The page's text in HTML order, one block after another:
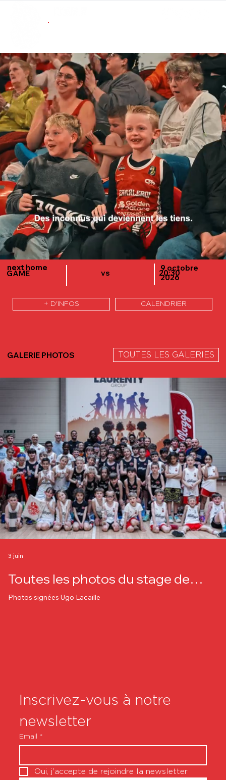
Inscrivez-vous à notre
newsletter
Email *
Oui, j'accepte de rejoindre la newsletter
next home
GAME vs
9 octobre
2026
20:30
+ D'INFOS CALENDRIER
GALERIE PHOTOS TOUTES LES GALERIES
Toutes les photos du stage de
"Pâques"
Photos signées Ugo Lacaille
3 juin